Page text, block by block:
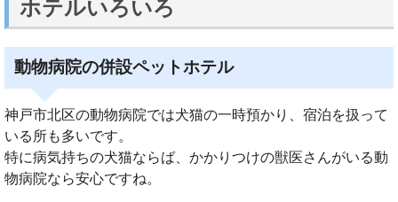
ホテルいろいろ
動物病院の併設ペットホテル
神戸市北区の動物病院では犬猫の一時預かり、宿泊を扱って
いる所も多いです。
特に病気持ちの犬猫ならば、かかりつけの獣医さんがいる動
物病院なら安心ですね。